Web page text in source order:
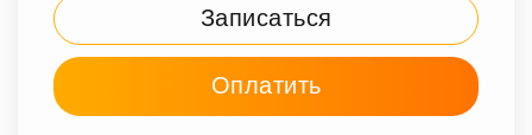
Записаться
Оплатить